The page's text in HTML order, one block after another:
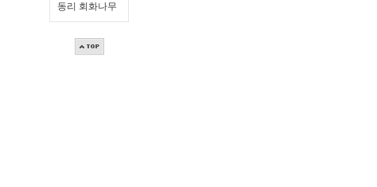
동리 회화나무